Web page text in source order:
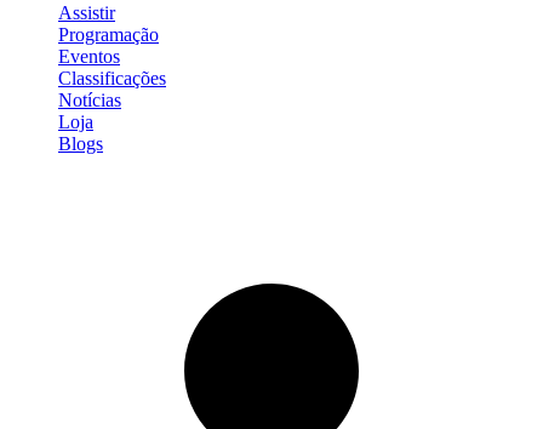
Assistir
Programação
Eventos
Classificações
Notícias
Loja
Blogs